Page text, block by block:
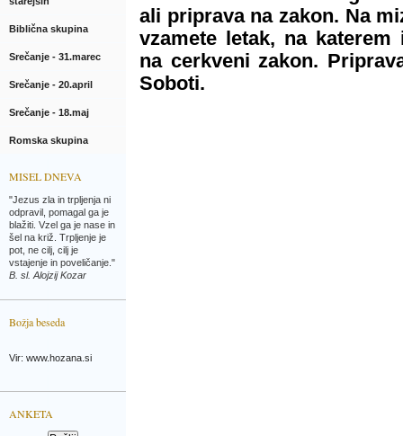
Biblična skupina
Srečanje - 31.marec
Srečanje - 20.april
Srečanje - 18.maj
Romska skupina
MISEL DNEVA
"Jezus zla in trpljenja ni
odpravil, pomagal ga je
blažiti. Vzel ga je nase in
šel na križ. Trpljenje je
pot, ne cilj, cilj je
vstajenje in poveličanje."
B. sl. Alojzij Kozar
Božja beseda
Vir: www.hozana.si
ANKETA
ali priprava na zakon. Na
vzamete letak, na
na cerkveni zakon.
Soboti.